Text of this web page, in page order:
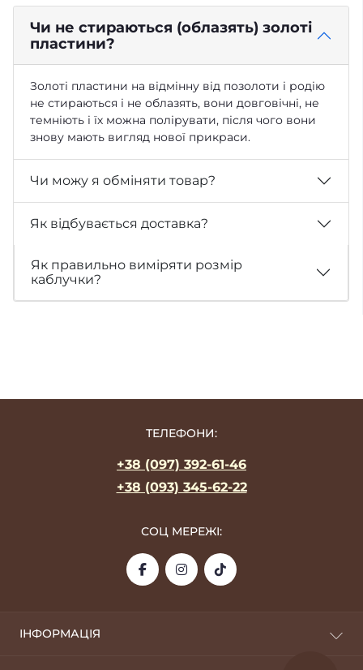
Чи не стираються (облазять) золоті
пластини?
Золоті пластини на відмінну від позолоти і родію
не стираються і не облазять, вони довговічні, не
темніють і їх можна полірувати, після чого вони
знову мають вигляд нової прикраси.
Чи можу я обміняти товар?
Як відбувається доставка?
Як правильно виміряти розмір
каблучки?
ТЕЛЕФОНИ:
+38 (097) 392-61-46
+38 (093) 345-62-22
СОЦ МЕРЕЖІ:
ІНФОРМАЦІЯ